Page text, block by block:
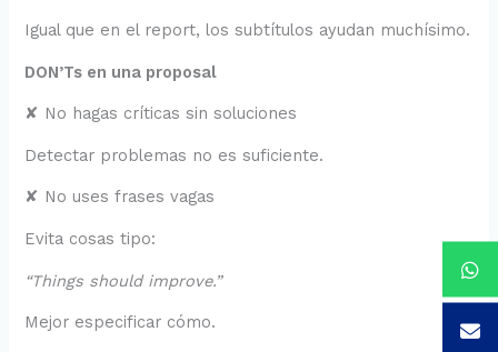
Igual que en el report, los subtítulos ayudan muchísimo.
DON’Ts en una proposal
✘ No hagas críticas sin soluciones
Detectar problemas no es suficiente.
✘ No uses frases vagas
Evita cosas tipo:
“Things should improve.”
Mejor especificar cómo.